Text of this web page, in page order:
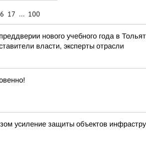
17 ... 100
нового учебного года в
власти, эксперты отрасли
усиление защиты объектов